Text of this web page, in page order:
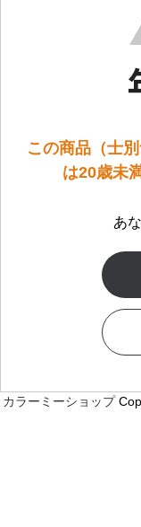
この商品（士
は20歳未
あ
カラーミーショップ